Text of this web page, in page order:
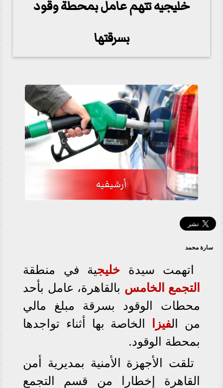
خليجيه تتهم عامل بمحطة وقود
بسرقتها
أرشيفيه
سارة محمد
اتهمت سيدة خليجية في منطقة
التجمع الخامس بالقاهرة، عامل بأحد
محطات الوقود بسرقة مبلغ مالي
من الفيزا
الخاصة بها أثناء تواجدها
بمحطة الوقود.
تلقت الأجهزة الأمنية بمديرية أمن
القاهرة إخطارا من قسم التجمع